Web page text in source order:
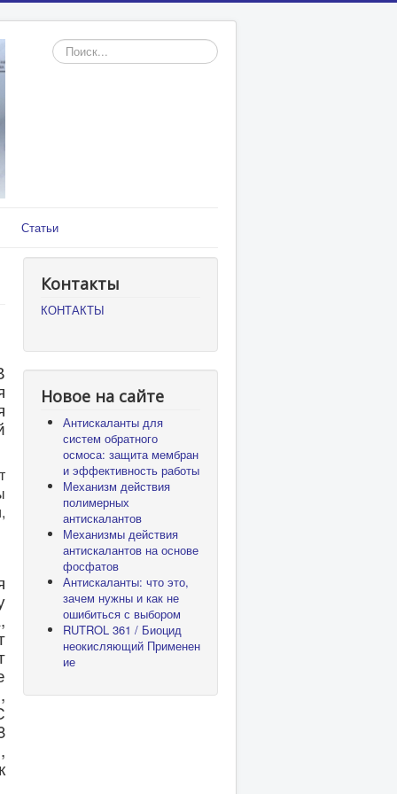
Искать...
Статьи
Контакты
КОНТАКТЫ
Новое на сайте
Антискаланты для
систем обратного
осмоса: защита мембран
и эффективность работы
Механизм действия
полимерных
антискалантов
Механизмы действия
антискалантов на основе
фосфатов
Антискаланты: что это,
зачем нужны и как не
ошибиться с выбором
RUTROL 361 / Биоцид
неокисляющий Применен
ие